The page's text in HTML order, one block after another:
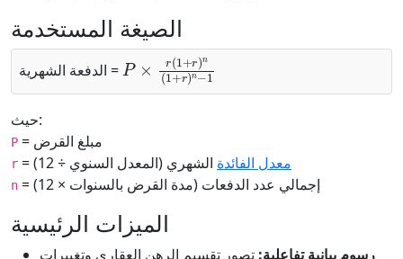
الصيغة المستخدمة
الدفعة الشهرية =
P×r(1+r)n(1+r)n−1
حيث:
P = مبلغ القرض
r = معدل الفائدة الشهري (المعدل السنوي ÷ 12)
n = إجمالي عدد الدفعات (مدة القرض بالسنوات × 12)
الميزات الرئيسية
رسوم بيانية تفاعلية: تصور تقسيم الرهن العقاري وتغييرات